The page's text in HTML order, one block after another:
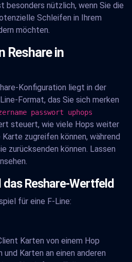
besonders nützlich, wenn Sie die
Schleifen in Ihrem
möchten.
Reshare in
Konfiguration liegt in der
Format, das Sie sich merken
passwort uphops
steuert, wie viele Hops weiter
zugreifen können, während
zurücksenden können. Lassen
Reshare-Wertfeld
für eine F-Line:
Karten von einem Hop
Karten an einen anderen